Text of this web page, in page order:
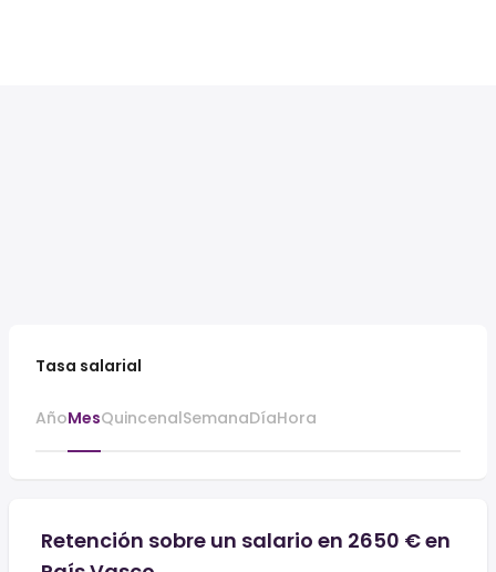
Tasa salarial
AñoMesQuincenalSemanaDíaHora
Retención sobre un salario en 2650 € en